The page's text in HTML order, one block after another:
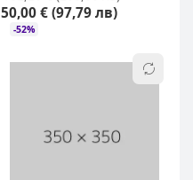
50,00 € (97,79 лв)
-52%